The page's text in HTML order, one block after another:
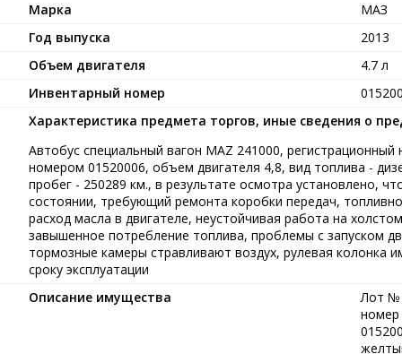
Марка
МАЗ
Год выпуска
2013
Объем двигателя
4.7 л
Инвентарный номер
Характеристика предмета торгов, иные сведения о
Автобус специальный вагон MAZ 241000,
номером 01520006, объем двигателя 4,8, вид топлива -
пробег - 250289 км., в результате осмотра установлено,
состоянии, требующий ремонта коробки передач,
расход масла в двигателе, неустойчивая работа на
завышенное потребление топлива, проблемы с запуском
тормозные камеры стравливают воздух, рулевая
сроку эксплуатации
Описание имущества
Лот №
номер